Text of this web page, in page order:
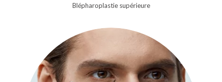
Blépharoplastie supérieure